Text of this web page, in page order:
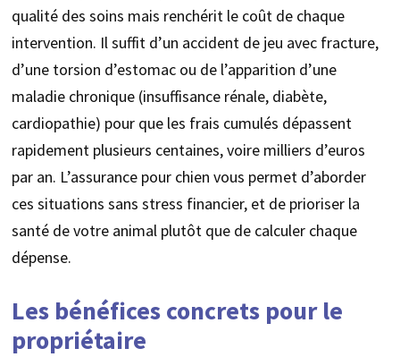
qualité des soins mais renchérit le coût de chaque
intervention. Il suffit d’un accident de jeu avec fracture,
d’une torsion d’estomac ou de l’apparition d’une
maladie chronique (insuffisance rénale, diabète,
cardiopathie) pour que les frais cumulés dépassent
rapidement plusieurs centaines, voire milliers d’euros
par an. L’assurance pour chien vous permet d’aborder
ces situations sans stress financier, et de prioriser la
santé de votre animal plutôt que de calculer chaque
dépense.
Les bénéfices concrets pour le
propriétaire